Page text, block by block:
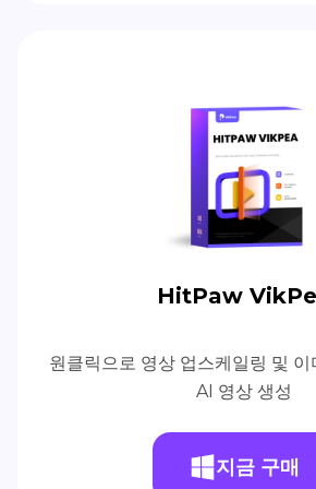
HitPaw
원클릭으로 영상 업스케일링 및 이
AI 영상 생성
지금 구매